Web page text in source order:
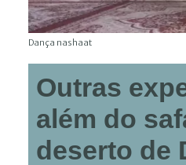
Dança nashaat
Outras
além do
deserto de